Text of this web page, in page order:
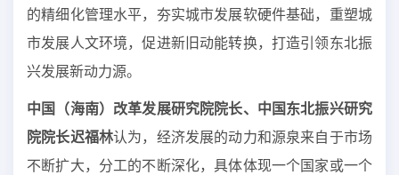
的精细化管理水平，夯实城市发展软硬件基础，重塑城
市发展人文环境，促进新旧动能转换，打造引领东北振
兴发展新动力源。
中国（海南）改革发展研究院院长、中国东北振兴研究
院院长迟福林认为，经济发展的动力和源泉来自于市场
不断扩大，分工的不断深化，具体体现一个国家或一个